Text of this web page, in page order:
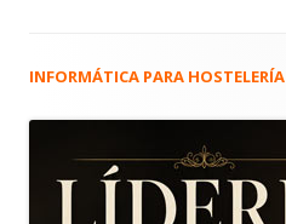
Barra
principal
INFORMÁTICA PARA HOSTELERÍA